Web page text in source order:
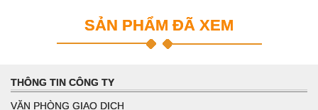
SẢN PHẨM ĐÃ XEM
THÔNG TIN CÔNG TY
VĂN PHÒNG GIAO DỊCH